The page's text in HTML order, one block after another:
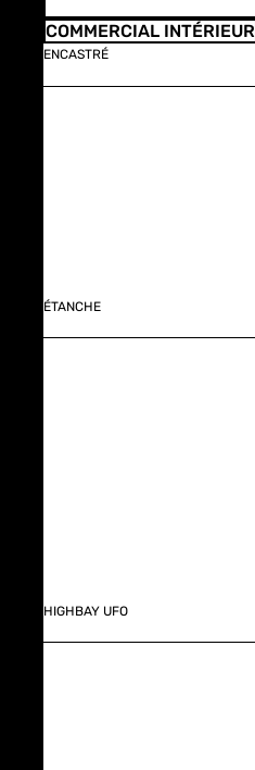
COMMERCIAL INTÉRIEUR
ENCASTRÉ
ÉTANCHE
HIGHBAY UFO